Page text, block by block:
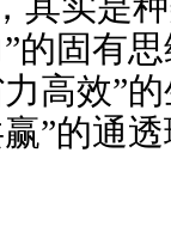
的固有
高效”
”的通